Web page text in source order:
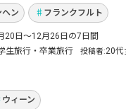
ヘン フランクフルト
20日〜12月26日の7日間
生旅行・卒業旅行 投稿者 20代
ンヘン！母娘で巡
ウィーン